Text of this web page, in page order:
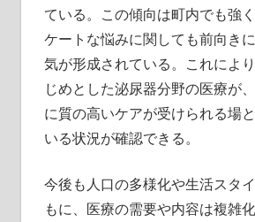
ている。この傾向は町内でも強
ケートな悩みに関しても前向き
気が形成されている。これによ
じめとした泌尿器分野の医療が
に質の高いケアが受けられる場
いる状況が確認できる。
今後も人口の多様化や生活スタ
もに、医療の需要や内容は複雑